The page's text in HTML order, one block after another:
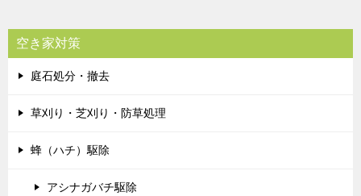
空き家対策
庭石処分・撤去
草刈り・芝刈り・防草処理
蜂（ハチ）駆除
アシナガバチ駆除